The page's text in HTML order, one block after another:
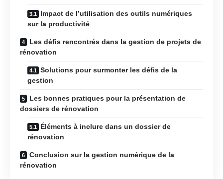
Impact de l’utilisation des outils numériques
sur la productivité
Les défis rencontrés dans la gestion de projets de
rénovation
Solutions pour surmonter les défis de la
gestion
Les bonnes pratiques pour la présentation de
dossiers de rénovation
Éléments à inclure dans un dossier de
rénovation
Conclusion sur la gestion numérique de la
rénovation